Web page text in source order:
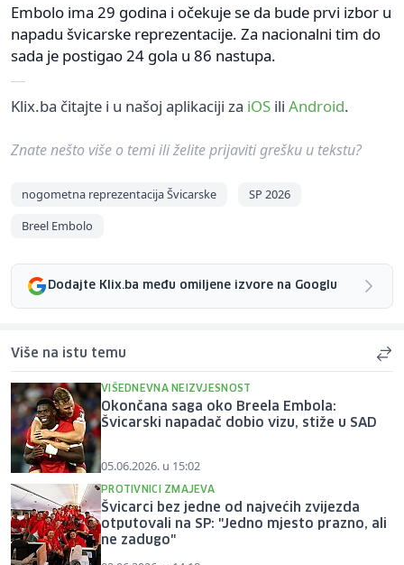
Embolo ima 29 godina i očekuje se da bude prvi izbor u
napadu švicarske reprezentacije. Za nacionalni tim do
sada je postigao 24 gola u 86 nastupa.
Klix.ba čitajte i u našoj aplikaciji za iOS ili Android.
Znate nešto više o temi ili želite prijaviti grešku u tekstu?
nogometna reprezentacija Švicarske
SP 2026
Breel Embolo
Dodajte Klix.ba među omiljene izvore na Googlu
Više na istu temu
VIŠEDNEVNA NEIZVJESNOST
Okončana saga oko Breela Embola:
Švicarski napadač dobio vizu, stiže u SAD
05.06.2026. u 15:02
PROTIVNICI ZMAJEVA
Švicarci bez jedne od najvećih zvijezda
otputovali na SP: "Jedno mjesto prazno, ali
ne zadugo"